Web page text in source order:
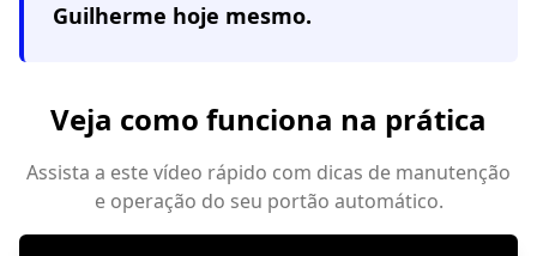
Guilherme hoje mesmo.
Veja como funciona na prática
Assista a este vídeo rápido com dicas de manutenção
e operação do seu portão automático.